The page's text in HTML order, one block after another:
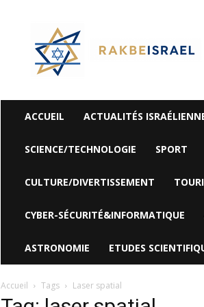
Rak
Be
Israel-
Alyaexpress-
News
ACCUEIL ACTUALITÉS
SCIENCE/TECHNOLOGIE SPORT
CULTURE/DIVERTISSEMENT
CYBER-SÉCURITÉ&INFORMATIQUE
ASTRONOMIE ETUDES
Accueil Tags Laser spatial